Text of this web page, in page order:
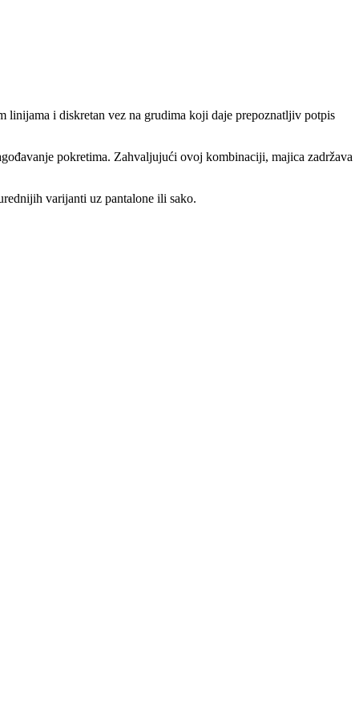
linijama i diskretan vez na grudima koji daje prepoznatljiv potpis
pokretima. Zahvaljujući ovoj kombinaciji, majica zadržava
varijanti uz pantalone ili sako.